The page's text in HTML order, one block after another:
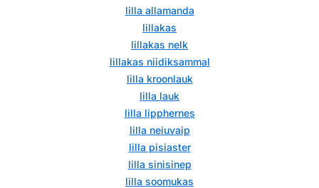
lilla allamanda
lillakas
lillakas nelk
lillakas niidiksammal
lilla kroonlauk
lilla lauk
lilla lipphernes
lilla neiuvaip
lilla pisiaster
lilla sinisinep
lilla soomukas